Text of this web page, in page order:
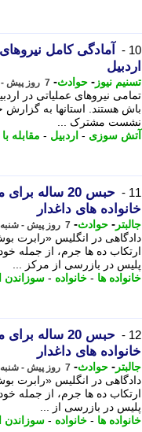
10 -
آمادگی کامل
اردبیل
تسنیم نیوز - حوادث- 7 روز پیش - شنبه 10 مرداد 1405، 12:50
تمامی نیروهای عملیاتی در
باش هستند. استانها به گزارش
نشست مشترک ...
آتش سوزی - اردبیل - مقابله
11 -
حبس 20 ساله
خانواده های داغدار
جالبتر - حوادث- 7 روز پیش - شنبه 10 مرداد 1405، 08:27
دادگاهی در انگلیس «رابرت
ارتکاب ده ها جرم، از جمله
پلیس در بازرسی از مرکز ...
خانواده ها - خانواده - سوزاندن
12 -
حبس 20 ساله
خانواده های داغدار
جالبتر - حوادث- 7 روز پیش - شنبه 10 مرداد 1405، 08:02
دادگاهی در انگلیس «رابرت
ارتکاب ده ها جرم، از جمله
پلیس در بازرسی از ...
خانواده ها - خانواده - سوزاندن